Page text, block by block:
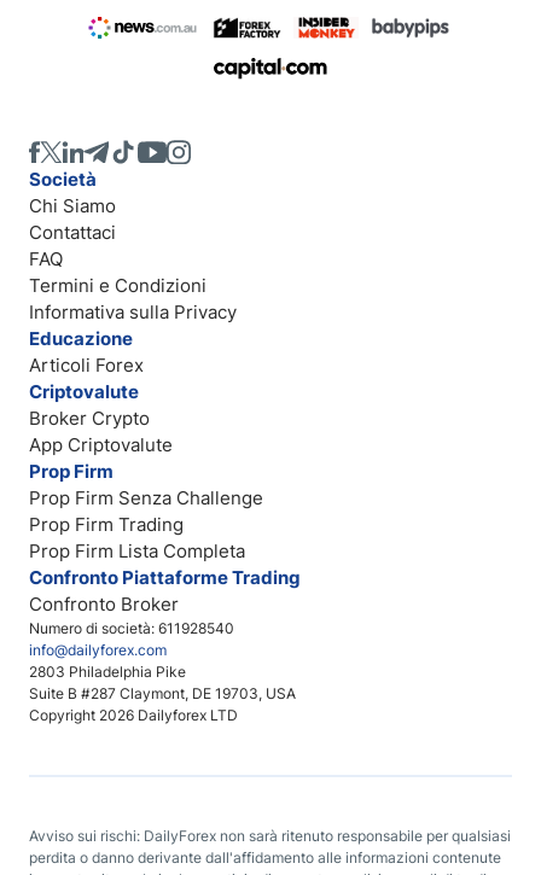
Numero di società: 611928540
info@dailyforex.com
2803 Philadelphia Pike
Suite B #287 Claymont, DE 19703, USA
Copyright 2026 Dailyforex LTD
Società
Chi Siamo
Contattaci
FAQ
Termini e Condizioni
Informativa sulla Privacy
Educazione
Articoli Forex
Criptovalute
Broker Crypto
App Criptovalute
Prop Firm
Prop Firm Senza Challenge
Prop Firm Trading
Prop Firm Lista Completa
Confronto Piattaforme Trading
Confronto Broker
Avviso sui rischi: DailyForex non sarà ritenuto responsabile per qualsiasi
perdita o danno derivante dall'affidamento alle informazioni contenute